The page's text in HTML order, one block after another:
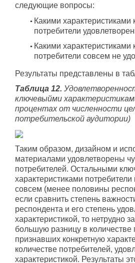
следующие вопросы:
Какими характеристиками
потребители
Какими характеристиками
потребители совсем не
Результаты представлены в
Таблица 12.
ключевыйми
процентах от численности
потребительской аудитории)
Таким образом, дизайном и
материалами удовлетворены
потребителей. Остальными
характеристиками
совсем (менее половины
если сравнить степень
респондента и его степень
характеристикой, то нетрудно
большую разницу в количестве
признавших конкретную
количестве потребителей,
характеристикой. Результаты